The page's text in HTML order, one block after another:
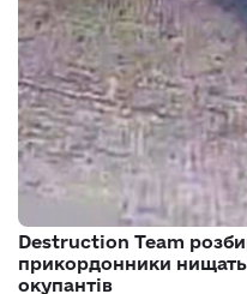
Destruction Team
прикордонники нищать
окупантів